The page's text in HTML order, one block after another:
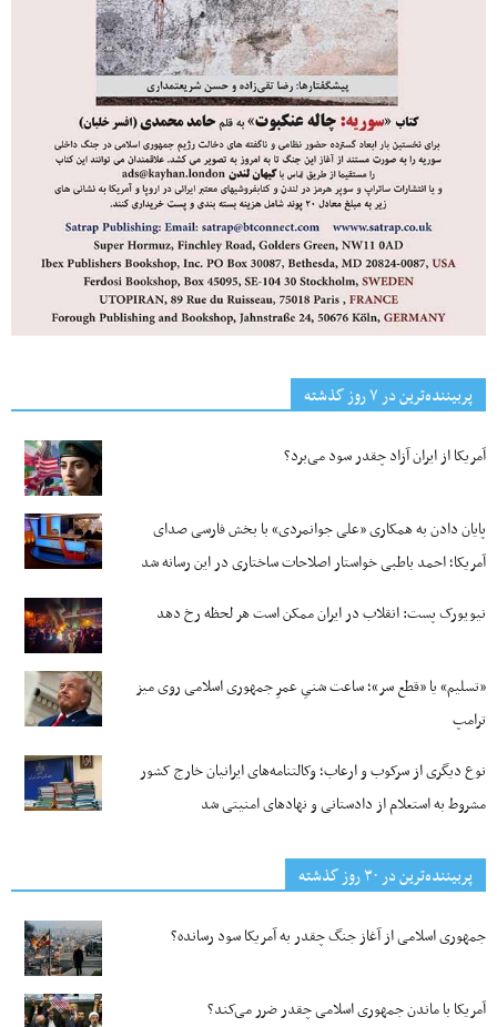
پربیننده‌ترین‌ در ۷ روز گذشته
آمریکا از ایران آزاد چقدر سود می‌برد؟
پایان دادن به همکاری «علی جوانمردی» با بخش فارسی صدای
آمریکا؛ احمد باطبی خواستار اصلاحات ساختاری در این رسانه شد
نیویورک پست: انقلاب در ایران ممکن است هر لحظه رخ دهد
«تسلیم» یا «قطع سر»؛ ساعت شنیِ عمرِ جمهوری اسلامی روی میز
ترامپ
نوع دیگری از سرکوب و ارعاب؛ وکالتنامه‌های ایرانیان خارج کشور
مشروط به استعلام از دادستانی و نهادهای امنیتی شد
پربیننده‌ترین‌ در ۳۰ روز گذشته
جمهوری اسلامی از آغاز جنگ چقدر به آمریکا سود رسانده؟
آمریکا با ماندن جمهوری اسلامی چقدر ضرر می‌کند؟